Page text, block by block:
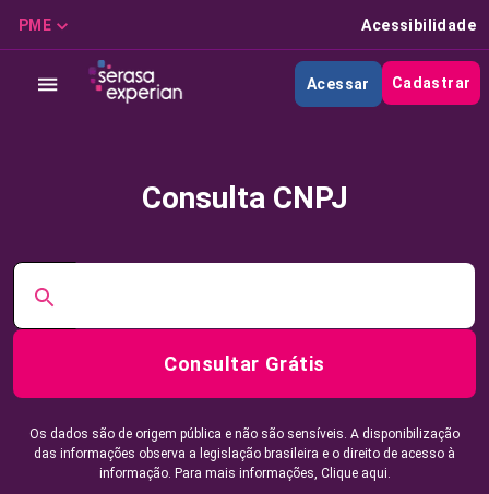
PME Acessibilidade
Acessar Cadastrar
Consulta CNPJ
Consultar Grátis
Os dados são de origem pública e não são sensíveis. A disponibilização
das informações observa a legislação brasileira e o direito de acesso à
informação. Para mais informações, Clique aqui.